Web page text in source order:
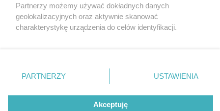
parku suble 08 12 2024 0e55
Piekary Śląskie
Chorzów
Tarnowskie Góry
Gliwice
Kontakt
Wydawca
Redakcja
Partnerzy możemy używać dokładnych danych
geolokalizacyjnych oraz aktywnie skanować
charakterystykę urządzenia do celów identyfikacji.
zmienić/wycofać klikając przycisk ustawień prywatności
znajdujący się w lewym dolnym rogu strony
rodzaje przetwarzania danych nie wymagają zgody
użytkownika, ale masz prawo sprzeciwić się takiemu
PARTNERZY USTAWIENIA
Akceptuję